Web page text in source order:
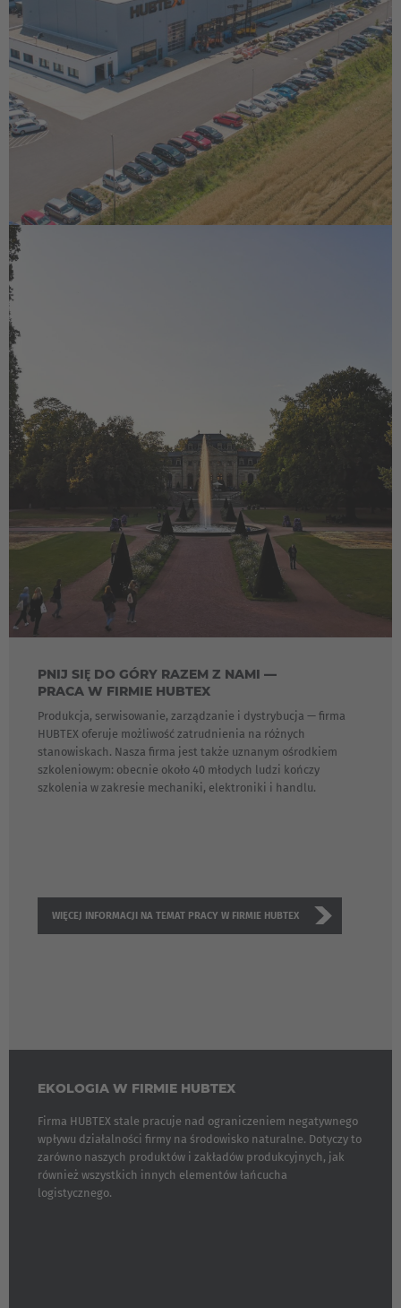
EUROPE
PNIJ SIĘ DO GÓRY RAZEM Z NAMI —
PRACA W FIRMIE HUBTEX
Produkcja, serwisowanie, zarządzanie i dystrybucja — firma
HUBTEX oferuje możliwość zatrudnienia na różnych
stanowiskach. Nasza firma jest także uznanym ośrodkiem
szkoleniowym: obecnie około 40 młodych ludzi kończy
szkolenia w zakresie mechaniki, elektroniki i handlu.
WIĘCEJ INFORMACJI NA TEMAT PRACY W FIRMIE HUBTEX
EKOLOGIA W FIRMIE HUBTEX
Firma HUBTEX stale pracuje nad ograniczeniem negatywnego
wpływu działalności firmy na środowisko naturalne. Dotyczy to
zarówno naszych produktów i zakładów produkcyjnych, jak
również wszystkich innych elementów łańcucha
logistycznego.